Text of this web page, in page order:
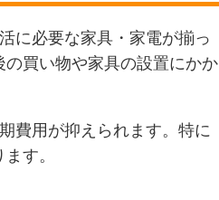
に必要な家具・家電が揃っ
買い物や家具の設置にかか
費用が抑えられます。特に
す。